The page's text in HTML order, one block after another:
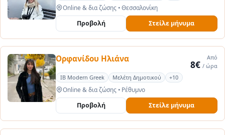
Online & δια ζώσης •Θεσσαλονίκη
Προβολή Στείλε μήνυμα
Ορφανίδου Ηλιάνα Από
8€ / ώρα
IB Modern Greek
Μελέτη Δημοτικού +10
Online & δια ζώσης •Ρέθυμνο
Προβολή Στείλε μήνυμα